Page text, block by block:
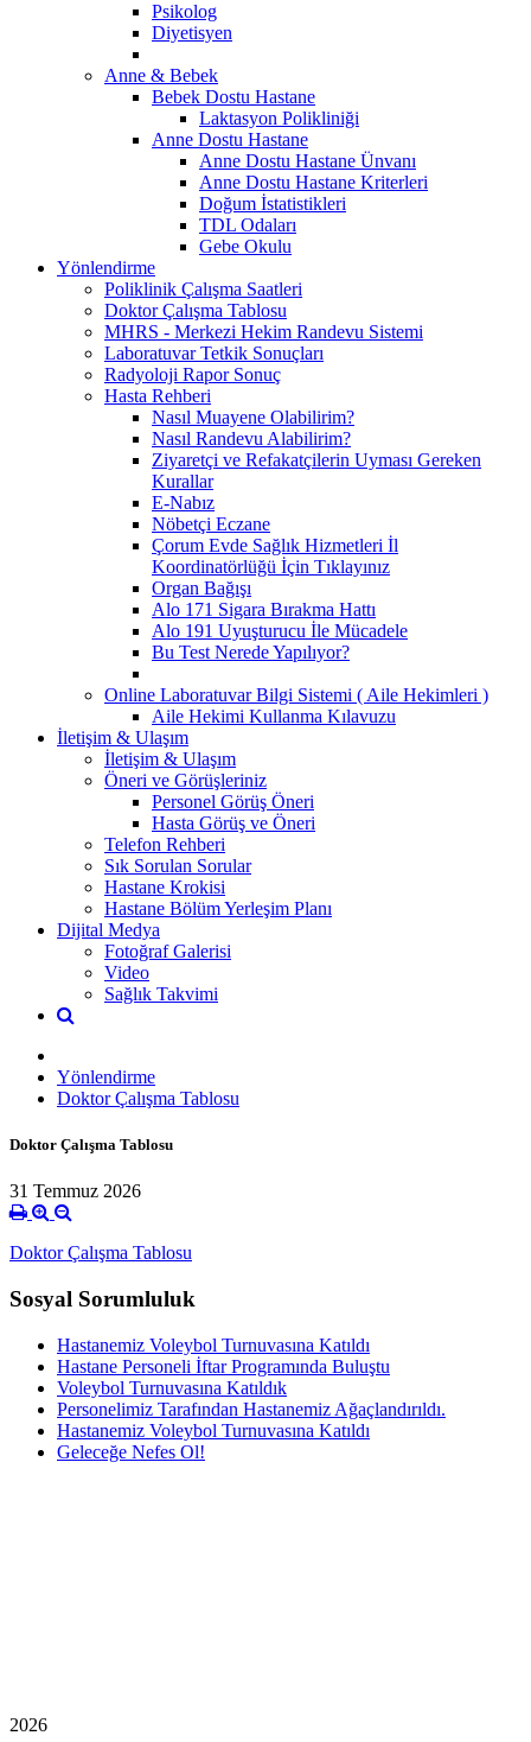
Psikolog
Diyetisyen
Anne & Bebek
Bebek Dostu Hastane
Laktasyon Polikliniği
Anne Dostu Hastane
Anne Dostu Hastane Ünvanı
Anne Dostu Hastane Kriterleri
Doğum İstatistikleri
TDL Odaları
Gebe Okulu
Yönlendirme
Poliklinik Çalışma Saatleri
Doktor Çalışma Tablosu
MHRS - Merkezi Hekim Randevu Sistemi
Laboratuvar Tetkik Sonuçları
Radyoloji Rapor Sonuç
Hasta Rehberi
Nasıl Muayene Olabilirim?
Nasıl Randevu Alabilirim?
Ziyaretçi ve Refakatçilerin Uyması Gereken
Kurallar
E-Nabız
Nöbetçi Eczane
Çorum Evde Sağlık Hizmetleri İl
Koordinatörlüğü İçin Tıklayınız
Organ Bağışı
Alo 171 Sigara Bırakma Hattı
Alo 191 Uyuşturucu İle Mücadele
Bu Test Nerede Yapılıyor?
Online Laboratuvar Bilgi Sistemi ( Aile Hekimleri )
Aile Hekimi Kullanma Kılavuzu
İletişim & Ulaşım
İletişim & Ulaşım
Öneri ve Görüşleriniz
Personel Görüş Öneri
Hasta Görüş ve Öneri
Telefon Rehberi
Sık Sorulan Sorular
Hastane Krokisi
Hastane Bölüm Yerleşim Planı
Dijital Medya
Fotoğraf Galerisi
Video
Sağlık Takvimi
Yönlendirme
Doktor Çalışma Tablosu
Doktor Çalışma Tablosu
31 Temmuz 2026
Doktor Çalışma Tablosu
Sosyal Sorumluluk
Hastanemiz Voleybol Turnuvasına Katıldı
Hastane Personeli İftar Programında Buluştu
Voleybol Turnuvasına Katıldık
Personelimiz Tarafından Hastanemiz Ağaçlandırıldı.
Hastanemiz Voleybol Turnuvasına Katıldı
Geleceğe Nefes Ol!
2026